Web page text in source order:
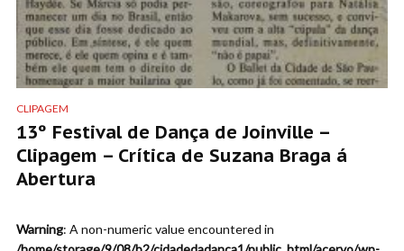
CLIPAGEM
13º Festival de Dança de Joinville –
Clipagem – Crítica de Suzana Braga á
Abertura
Warning: A non-numeric value encountered in